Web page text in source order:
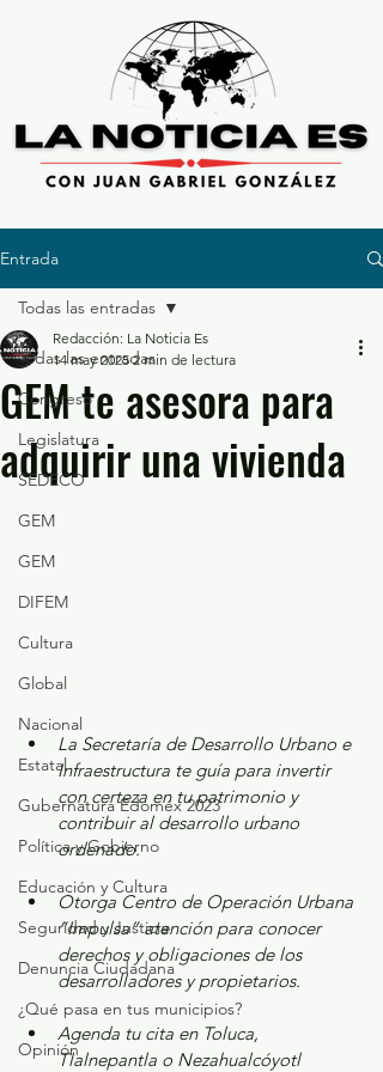
Entrada
Todas las entradas
Congreso
Legislatura
SEDECO
GEM
GEM
DIFEM
Cultura
Global
Nacional
Estatal
Gubernatura Edoméx 2023
Política y Gobierno
Educación y Cultura
Seguridad y Justicia
Denuncia Ciudadana
¿Qué pasa en tus municipios?
Opinión
Todas las entradas
GEM te asesora para
adquirir una vivienda
Redacción: La Noticia Es
14 may 2025 2 min de lectura
La Secretaría de Desarrollo Urbano e
Infraestructura te guía para invertir
con certeza en tu patrimonio y
contribuir al desarrollo urbano
ordenado.
Otorga Centro de Operación Urbana
“Impulsa” atención para conocer
derechos y obligaciones de los
desarrolladores y propietarios.
Agenda tu cita en Toluca,
Tlalnepantla o Nezahualcóyotl